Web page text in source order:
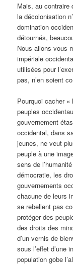
Mais, au contraire
la décolonisation
domination
détournés,
Nous allons vous
impériale
utilisées pour
pas, n’en soient
Pourquoi cacher
peuples
gouvernement
occidental, dans
jeunes, ne veut
peuple à une
sens de
démocratie, les
gouvernements
chacune de leurs
se rebellent pas
protéger des
des droits des
d’un vernis de
sous l’effet d’une
population gobe